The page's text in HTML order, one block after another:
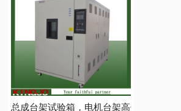
总成台架试验箱，电机台架高低温试验装置